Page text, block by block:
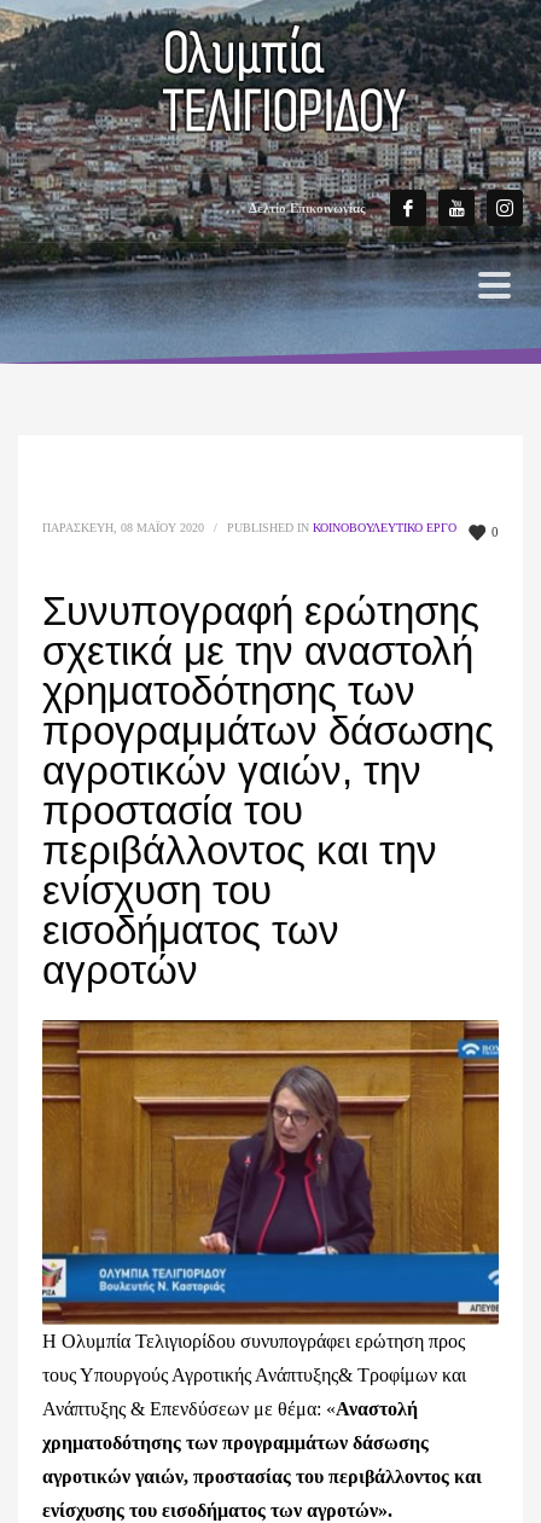
Δελτίο Επικοινωνίας
0
ΠΑΡΑΣΚΕΥΉ, 08 ΜΑΪ́ΟΥ 2020 / PUBLISHED IN ΚΟΙΝΟΒΟΥΛΕΥΤΙΚΌ ΈΡΓΟ
Συνυπογραφή ερώτησης
σχετικά με την αναστολή
χρηματοδότησης των
προγραμμάτων δάσωσης
αγροτικών γαιών, την
προστασία του
περιβάλλοντος και την
ενίσχυση του
εισοδήματος των
αγροτών
Η Ολυμπία Τελιγιορίδου συνυπογράφει ερώτηση προς
τους Υπουργούς Αγροτικής Ανάπτυξης& Τροφίμων και
Ανάπτυξης & Επενδύσεων με θέμα: «Αναστολή
χρηματοδότησης των προγραμμάτων δάσωσης
αγροτικών γαιών, προστασίας του περιβάλλοντος και
ενίσχυσης του εισοδήματος των αγροτών».